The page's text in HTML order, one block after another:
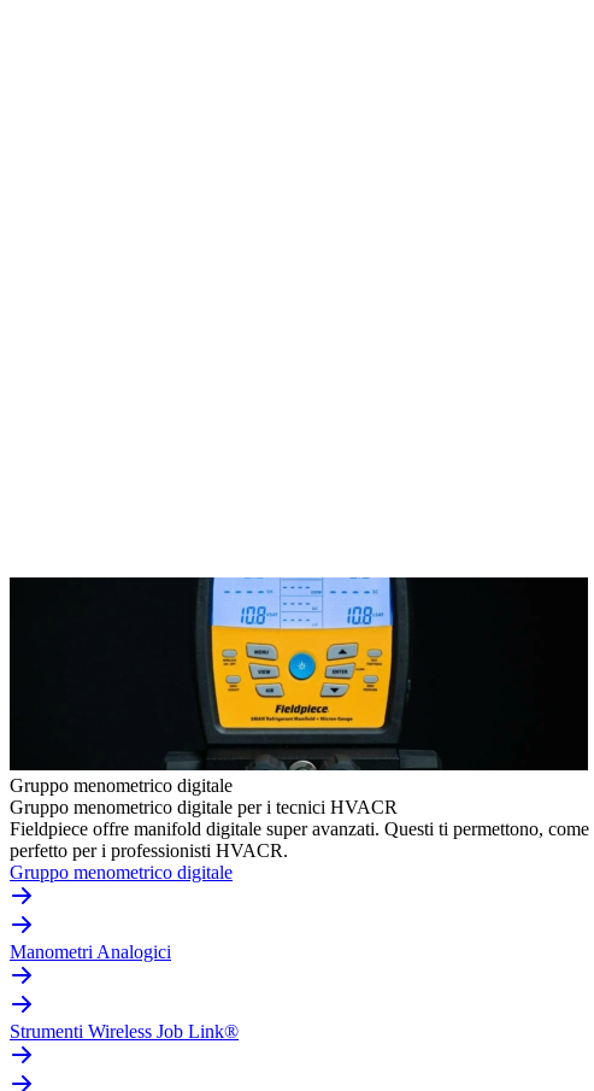
Gruppo menometrico digitale
Gruppo menometrico digitale per i tecnici HVACR
Fieldpiece offre manifold digitale super avanzati. Questi ti permettono,
perfetto per i professionisti HVACR.
Gruppo menometrico digitale
Manometri Analogici
Strumenti Wireless Job Link®